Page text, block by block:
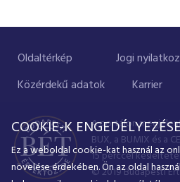
Oldaltérkép Jogi
Közérdekű adatok
Karrier
A portálon
BUX, a BUMIX és a
15 perccel
© 2019 Budapesti
COOKIE-K ENGEDÉLYEZÉSE
Ez a weboldal cookie-kat használ az
növelése érdekében. Ön az oldal